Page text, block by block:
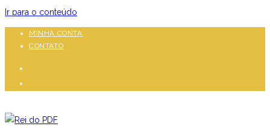
Ir para o conteúdo
MINHA CONTA
CONTATO